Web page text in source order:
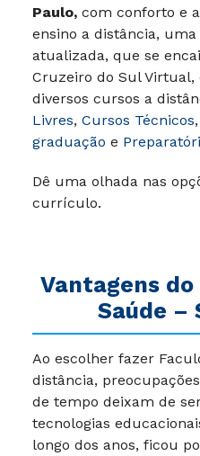
Paulo, com conforto e
ensino a distância,
atualizada, que se
Cruzeiro do Sul Virtual,
diversos cursos a
Livres, Cursos Técnicos
graduação e
Dê uma olhada nas
currículo.
Vantagens do
Saúde –
Ao escolher fazer
distância,
de tempo deixam de
tecnologias
longo dos anos, ficou